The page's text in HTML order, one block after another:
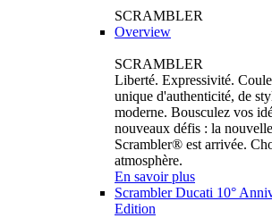
SCRAMBLER
Overview
SCRAMBLER
Liberté. Expressivité.
unique d'authenticité, de
moderne. Bousculez vos
nouveaux défis : la
Scrambler® est arrivée.
atmosphère.
En savoir plus
Scrambler Ducati 10°
Edition